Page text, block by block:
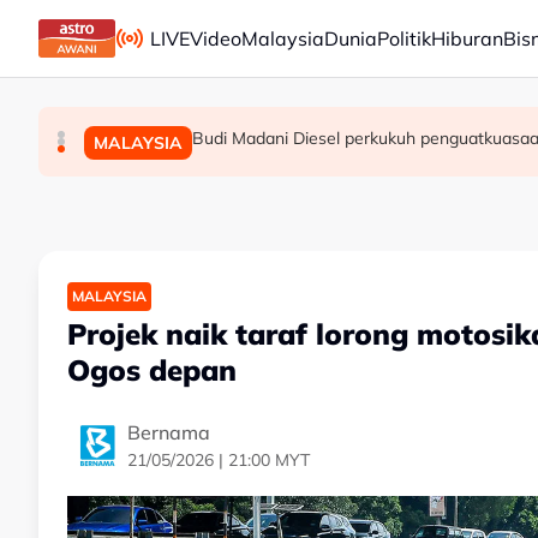
Skip to main content
LIVEVideoMalaysiaDuniaPolitikHiburan
DUNIA Suhu melebihi 40 darjah Celsius direkodkan di
MALAYSIA Renjatan elektrik: Bedah siasat tiga anggota
MALAYSIA Budi Madani Diesel perkukuh
MALAYSIA
Projek naik taraf lorong
Ogos depan
Bernama
21/05/2026 | 21:00 MYT